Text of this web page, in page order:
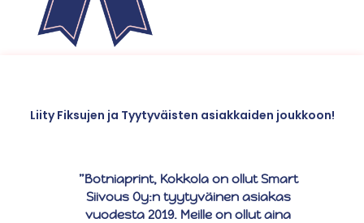
Liity Fiksujen ja Tyytyväisten asiakkaiden joukkoon!
”Botniaprint, Kokkola on ollut Smart
Siivous Oy:n tyytyväinen asiakas
vuodesta 2019. Meille on ollut aina